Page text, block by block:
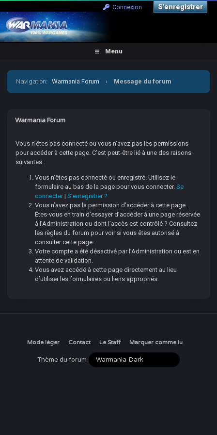
Connexion S’enregistrer
Menu
Navigation:Warmania Forum › Message du forum
Warmania Forum
Vous n’êtes pas connecté ou vous n’avez pas les permissions
pour accéder à cette page. C’est peut-être lié à une des raisons
suivantes :
Vous n’êtes pas connecté ou enregistré. Utilisez le
formulaire au bas de la page pour vous connecter.Se
connecter|S’enregistrer ?
Vous n’avez pas la permission d’accéder à cette page.
Êtes-vous en train d’essayer d’accéder à une page réservée
à l’Administration ou dont l’accès est contrôlé ? Consultez
les règles du forum pour voir si vous êtes autorisé à
consulter cette page.
Votre compte a été désactivé par l’Administration ou est en
attente de validation.
Vous avez accédé à cette page directement au lieu
d’utiliser les formulaires ou liens appropriés.
Mode léger Contact Le Staff Marquer comme lu
Thème du forum